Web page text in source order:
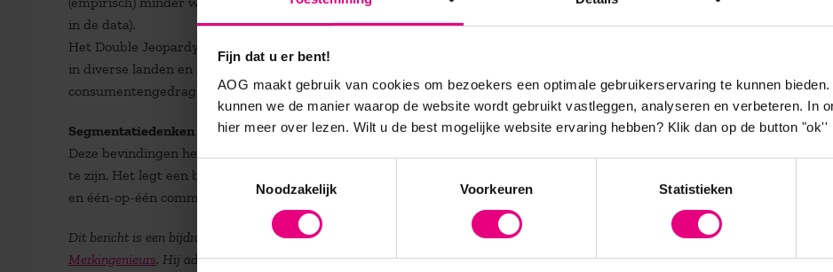
Fijn dat u er bent!
AOG maakt gebruik van cookies om bezoekers een optimale gebruikerservaring te kunnen
kunnen we de manier waarop de website wordt gebruikt vastleggen, analyseren en verbeteren. In
hier meer over lezen. Wilt u de best mogelijke website ervaring hebben? Klik dan op de button "ok''
Noodzakelijk
Voorkeuren Statistieken
in de data).
Het Double Jeopardy-effect en Ehrenberg’s bevindingen zijn in de afgelopen vijftig jaar keer op keer (empirisch) bevestigd,
in diverse landen en in zeer uiteenlopende categorieën. We kunnen zelfs spreken van een wetmatigheid in
consumentengedrag (die ook als zodanig is vastgelegd in een statistische formule: de NBD/ Dirichlet).
Segmentatiedenken
Deze bevindingen hebben ingrijpende gevolgen voor de wijze waarop marketing bedreven zou moeten worden om effectief
te zijn. Het legt een bom onder het loyaliteits- en segmentatiedenken, maar ook het belang van positionering/ differentiatie
en één-op-één communicatie.
Dit bericht is een bijdrage van Wiemer Snijders. Wiemer Snijders is zelfstandig marketing- en merkadviseur en partner bij
Merkingenieurs. Hij adviseert bedrijven hoe ze hun marketinggeld zo verstandig mogelijk kunnen uitgeven zodat het ook wat oplevert.